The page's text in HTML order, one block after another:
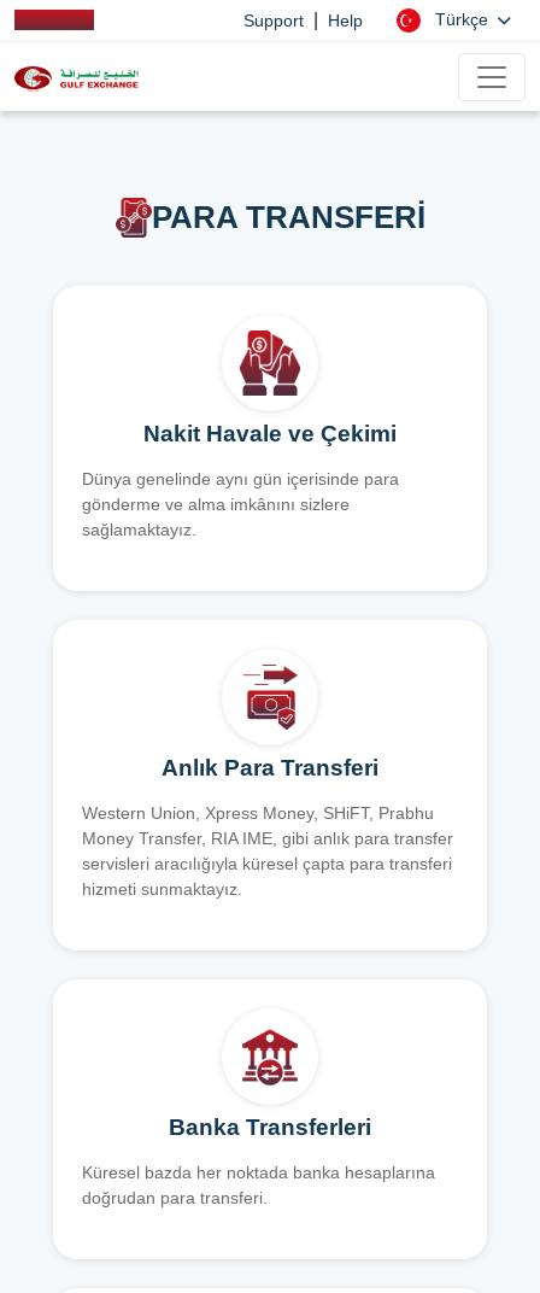
Support Help Türkçe
PARA TRANSFERİ
Nakit Havale ve Çekimi
Dünya genelinde aynı gün içerisinde para
gönderme ve alma imkânını sizlere
sağlamaktayız.
Anlık Para Transferi
Western Union, Xpress Money, SHiFT, Prabhu
Money Transfer, RIA IME, gibi anlık para transfer
servisleri aracılığıyla küresel çapta para transferi
hizmeti sunmaktayız.
Banka Transferleri
Küresel bazda her noktada banka hesaplarına
doğrudan para transferi.